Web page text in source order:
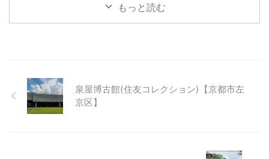
もっと読む
泉屋博古館(住友コレクション)【京都市左
京区】